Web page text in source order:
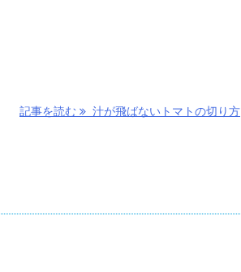
記事を読む
汁が飛ばないトマトの切り方